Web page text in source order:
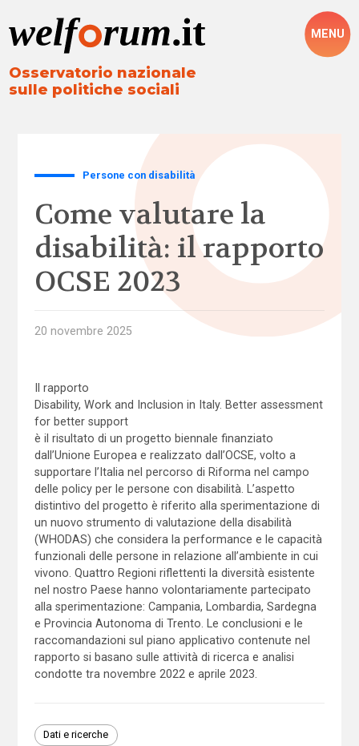
Osservatorio nazionale
sulle politiche sociali
MENU
Persone con disabilità
Come valutare la
disabilità: il rapporto
OCSE 2023
20 novembre 2025
Il rapporto
Disability, Work and Inclusion in Italy. Better assessment
for better support
è il risultato di un progetto biennale finanziato
dall’Unione Europea e realizzato dall’OCSE, volto a
supportare l’Italia nel percorso di Riforma nel campo
delle policy per le persone con disabilità. L’aspetto
distintivo del progetto è riferito alla sperimentazione di
un nuovo strumento di valutazione della disabilità
(WHODAS) che considera la performance e le capacità
funzionali delle persone in relazione all’ambiente in cui
vivono. Quattro Regioni riflettenti la diversità esistente
nel nostro Paese hanno volontariamente partecipato
alla sperimentazione: Campania, Lombardia, Sardegna
e Provincia Autonoma di Trento. Le conclusioni e le
raccomandazioni sul piano applicativo contenute nel
rapporto si basano sulle attività di ricerca e analisi
condotte tra novembre 2022 e aprile 2023.
Dati e ricerche